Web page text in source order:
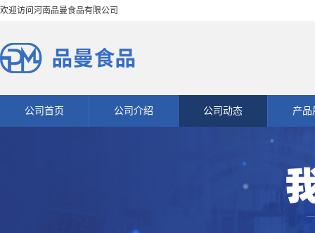
欢迎访问河南品曼食品有限公司
公司首页 公司介绍 公司动态 产品